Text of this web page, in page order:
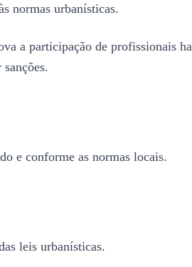
normas urbanísticas.
a participação de profissionais
e conforme as normas locais.
leis urbanísticas.